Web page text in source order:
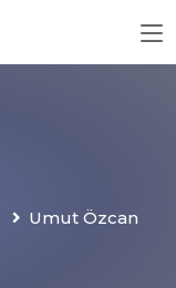
Umut Özcan